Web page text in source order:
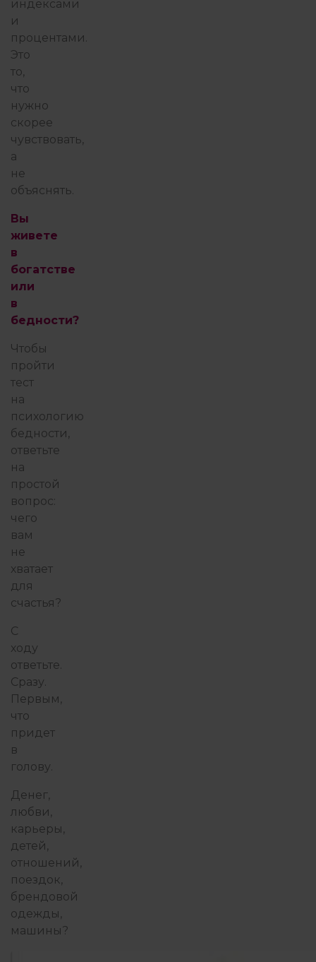
индексами
и
процентами.
Это
то,
что
нужно
скорее
чувствовать,
а
не
объяснять.
Вы
живете
в
богатстве
или
в
бедности?
Чтобы
пройти
тест
на
психологию
бедности,
ответьте
на
простой
вопрос:
чего
вам
не
хватает
для
счастья?
С
ходу
ответьте.
Сразу.
Первым,
что
придет
в
голову.
Денег,
любви,
карьеры,
детей,
отношений,
поездок,
брендовой
одежды,
машины?